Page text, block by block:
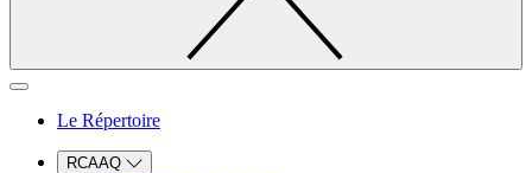
Le Répertoire
RCAAQ